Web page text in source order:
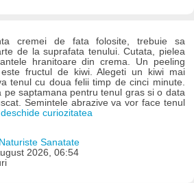
cremei de fata folosite, trebuie sa
de la suprafata tenului. Cutata, pielea
hranitoare din crema. Un peeling
fructul de kiwi. Alegeti un kiwi mai
tenul cu doua felii timp de cinci minute.
pe saptamana pentru tenul gras si o data
Semintele abrazive va vor face tenul
deschide curiozitatea
Sanatate
2026, 06:54